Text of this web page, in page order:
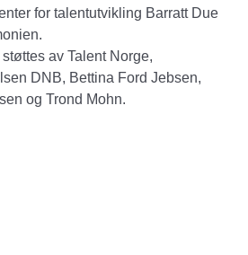
for talentutvikling Barratt Due
av Talent Norge,
DNB, Bettina Ford Jebsen,
og Trond Mohn.